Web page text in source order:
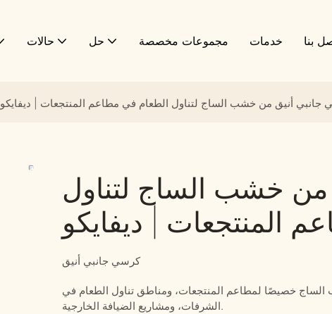
حالات حل مجموعات مخصصة خدمات بنا
جانبي أنيق من خشب الساج لتناول الطعام في مطاعم المنتجعات | ديفايكو
خشب الساج لتناول
المنتجعات | ديفايكو
كرسي جانبي أنيق
خصيصًا لمطاعم المنتجعات، ومناطق تناول الطعام في
الشرفات، ومشاريع الضيافة الخارجية.